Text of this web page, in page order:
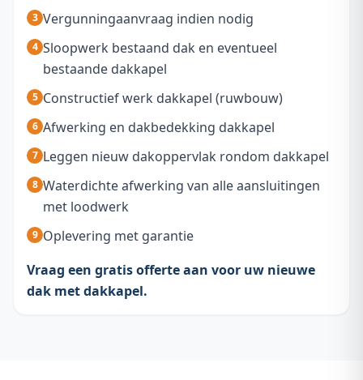
Vergunningaanvraag indien nodig
Sloopwerk bestaand dak en eventueel
bestaande dakkapel
Constructief werk dakkapel (ruwbouw)
Afwerking en dakbedekking dakkapel
Leggen nieuw dakoppervlak rondom dakkapel
Waterdichte afwerking van alle aansluitingen
met loodwerk
Oplevering met garantie
Vraag een gratis offerte aan voor uw nieuwe
dak met dakkapel.